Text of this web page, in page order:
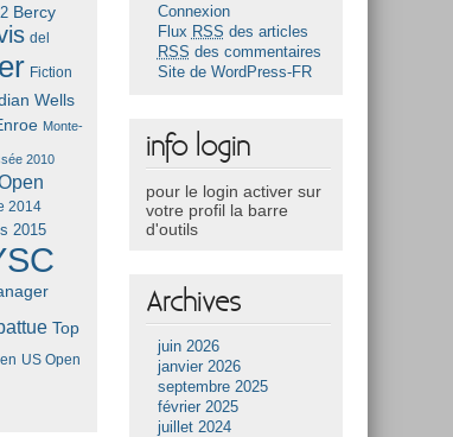
Bercy
del
Fiction
Wells
Monte-
2010
2014
2015
Top
US Open
Connexion
Flux RSS des articles
RSS des commentaires
Site de WordPress-FR
info login
pour le login activer sur
votre profil la barre
d'outils
Archives
juin 2026
janvier 2026
septembre 2025
février 2025
juillet 2024